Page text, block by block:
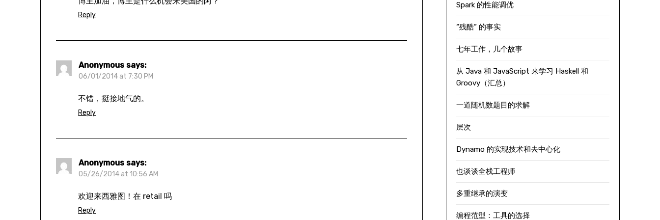
Reply
Anonymous says:
06/01/2014 at 7:30 PM
不错，挺接地气的。
Reply
Anonymous says:
05/26/2014 at 10:56 AM
欢迎来西雅图！在 retail 吗
Reply
Spark 的性能调优
“残酷” 的事实
七年工作，几个故事
从 Java 和 JavaScript 来学习 Haskell 和
Groovy（汇总）
一道随机数题目的求解
层次
Dynamo 的实现技术和去中心化
也谈谈全栈工程师
多重继承的演变
编程范型：工具的选择